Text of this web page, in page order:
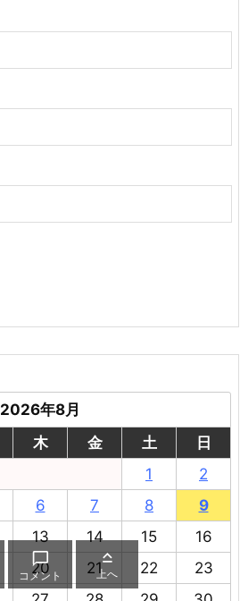
2026年8月
木 金 土
日
1
2
6 7 8
9
13 14 15
16
20 21 22
23

コメント

上へ